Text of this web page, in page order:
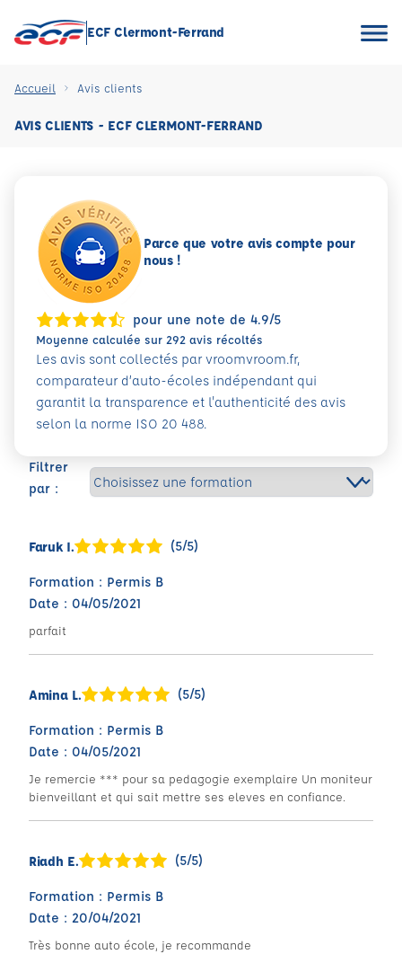
ECF Clermont-Ferrand
Accueil Avis clients
AVIS CLIENTS - ECF CLERMONT-FERRAND
Filtrer
par :
Faruk I. (5/5)
Formation : Permis B
Date : 04/05/2021
parfait
Amina L. (5/5)
Formation : Permis B
Date : 04/05/2021
Je remercie *** pour sa pedagogie exemplaire Un moniteur
bienveillant et qui sait mettre ses eleves en confiance.
Riadh E. (5/5)
Formation : Permis B
Date : 20/04/2021
Très bonne auto école, je recommande
Parce que votre avis compte pour
nous !
pour une note de 4.9/5
Moyenne calculée sur 292 avis récoltés
Les avis sont collectés par vroomvroom.fr,
comparateur d’auto-écoles indépendant qui
garantit la transparence et l'authenticité des avis
selon la norme ISO 20 488.